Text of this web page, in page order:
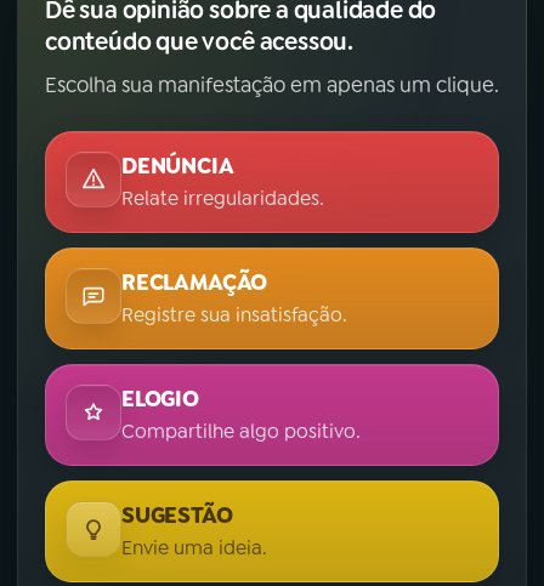
Dê sua opinião sobre a qualidade do
conteúdo que você acessou.
Escolha sua manifestação em apenas um clique.
DENÚNCIA
Relate irregularidades.
RECLAMAÇÃO
Registre sua insatisfação.
ELOGIO
Compartilhe algo positivo.
SUGESTÃO
Envie uma ideia.